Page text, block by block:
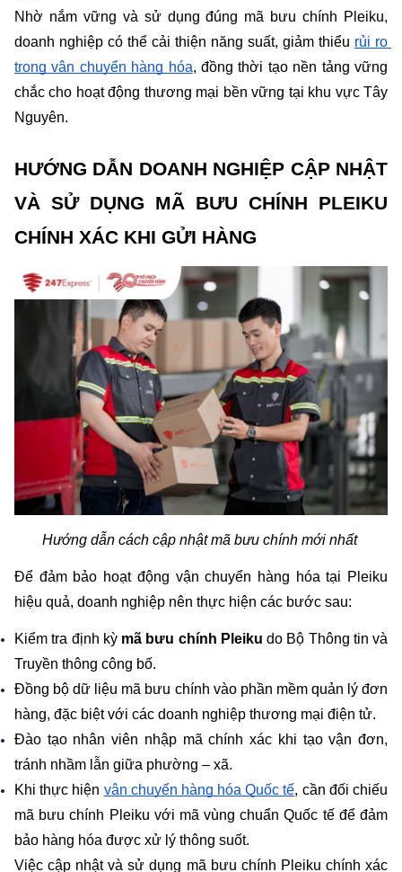
Nhờ nắm vững và sử dụng đúng mã bưu chính Pleiku,
doanh nghiệp có thể cải thiện năng suất, giảm thiểu rủi ro
trong vận chuyển hàng hóa, đồng thời tạo nền tảng vững
chắc cho hoạt động thương mại bền vững tại khu vực Tây
Nguyên.
HƯỚNG DẪN DOANH NGHIỆP CẬP NHẬT
VÀ SỬ DỤNG MÃ BƯU CHÍNH PLEIKU
CHÍNH XÁC KHI GỬI HÀNG
Hướng dẫn cách cập nhật mã bưu chính mới nhất
Để đảm bảo hoạt động vận chuyển hàng hóa tại Pleiku
hiệu quả, doanh nghiệp nên thực hiện các bước sau:
Kiểm tra định kỳ mã bưu chính Pleiku do Bộ Thông tin và
Truyền thông công bố.
Đồng bộ dữ liệu mã bưu chính vào phần mềm quản lý đơn
hàng, đặc biệt với các doanh nghiệp thương mại điện tử.
Đào tạo nhân viên nhập mã chính xác khi tạo vận đơn,
tránh nhầm lẫn giữa phường – xã.
Khi thực hiện vận chuyển hàng hóa Quốc tế, cần đối chiếu
mã bưu chính Pleiku với mã vùng chuẩn Quốc tế để đảm
bảo hàng hóa được xử lý thông suốt.
Việc cập nhật và sử dụng mã bưu chính Pleiku chính xác